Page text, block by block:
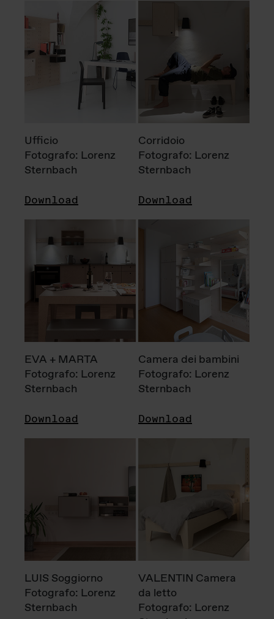
Ufficio
Fotografo: Lorenz
Sternbach
Download
Corridoio
Fotografo: Lorenz
Sternbach
Download
EVA + MARTA
Fotografo: Lorenz
Sternbach
Download
Camera dei bambini
Fotografo: Lorenz
Sternbach
Download
LUIS Soggiorno
Fotografo: Lorenz
Sternbach
VALENTIN Camera
da letto
Fotografo: Lorenz